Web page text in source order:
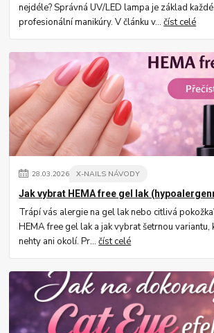
nejdéle? Správná UV/LED lampa je základ
profesionální manikúry. V článku v...číst celé
28.03.2026 X-NAILS NÁVODY
Jak vybrat HEMA free gel lak
Trápí vás alergie na gel lak nebo citlivá
HEMA free gel lak a jak vybrat šetrnou variantu,
nehty ani okolí. Pr...číst celé